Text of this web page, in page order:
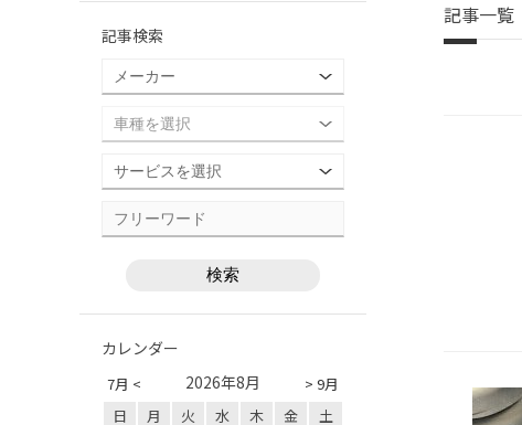
記事一覧
記事検索
カレンダー
7月 < > 9月
2026年8月
日 月 火 水 木 金
土